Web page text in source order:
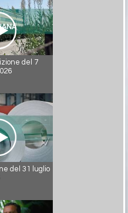
del 7
del 31 luglio